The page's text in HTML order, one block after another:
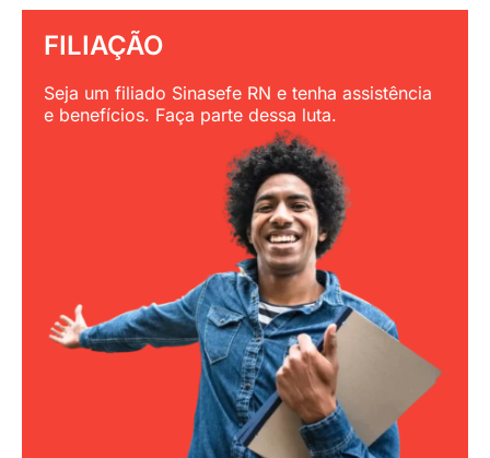
FILIAÇÃO
Seja um filiado Sinasefe RN e tenha assistência
e benefícios. Faça parte dessa luta.